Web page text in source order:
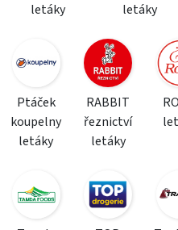
letáky
letáky
Ptáček
koupelny
letáky
RABBIT
řeznictví
letáky